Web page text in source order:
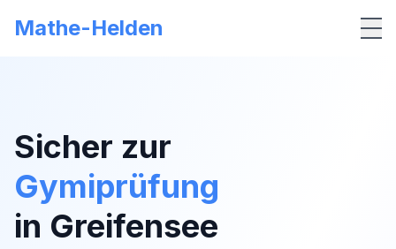
Mathe-Helden
Sicher zur
Gymiprüfung
in Greifensee